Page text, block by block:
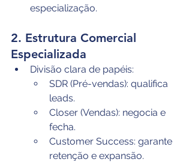
especialização.
2. Estrutura Comercial
Especializada
Divisão clara de papéis:
SDR (Pré-vendas): qualifica
leads.
Closer (Vendas): negocia e
fecha.
Customer Success: garante
retenção e expansão.